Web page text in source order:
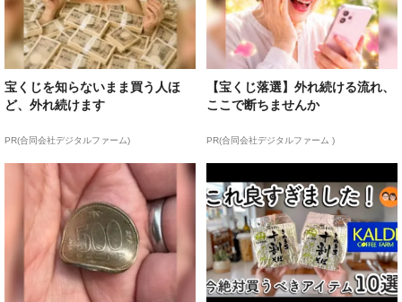
宝くじを知らないまま買う人ほ
ど、外れ続けます
PR(合同会社デジタルファーム)
【宝くじ落選】外れ続ける流れ、
ここで断ちませんか
PR(合同会社デジタルファーム )